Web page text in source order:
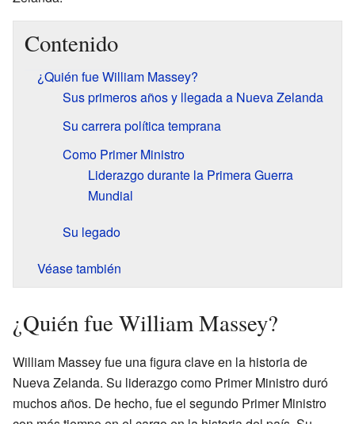
Contenido
¿Quién fue William Massey?
Sus primeros años y llegada a Nueva Zelanda
Su carrera política temprana
Como Primer Ministro
Liderazgo durante la Primera Guerra
Mundial
Su legado
Véase también
¿Quién fue William Massey?
William Massey fue una figura clave en la historia de
Nueva Zelanda. Su liderazgo como Primer Ministro duró
muchos años. De hecho, fue el segundo Primer Ministro